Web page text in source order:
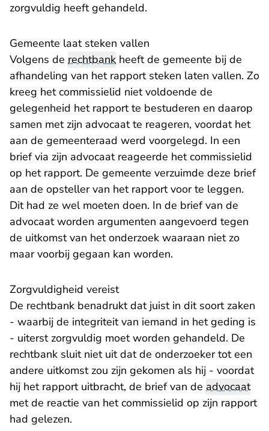
zorgvuldig heeft gehandeld.
Gemeente laat steken vallen
Volgens de rechtbank heeft de gemeente bij de
afhandeling van het rapport steken laten vallen. Zo
kreeg het commissielid niet voldoende de
gelegenheid het rapport te bestuderen en daarop
samen met zijn advocaat te reageren, voordat het
aan de gemeenteraad werd voorgelegd. In een
brief via zijn advocaat reageerde het commissielid
op het rapport. De gemeente verzuimde deze brief
aan de opsteller van het rapport voor te leggen.
Dit had ze wel moeten doen. In de brief van de
advocaat worden argumenten aangevoerd tegen
de uitkomst van het onderzoek waaraan niet zo
maar voorbij gegaan kan worden.
Zorgvuldigheid vereist
De rechtbank benadrukt dat juist in dit soort zaken
- waarbij de integriteit van iemand in het geding is
- uiterst zorgvuldig moet worden gehandeld. De
rechtbank sluit niet uit dat de onderzoeker tot een
andere uitkomst zou zijn gekomen als hij - voordat
hij het rapport uitbracht, de brief van de advocaat
met de reactie van het commissielid op zijn rapport
had gelezen.